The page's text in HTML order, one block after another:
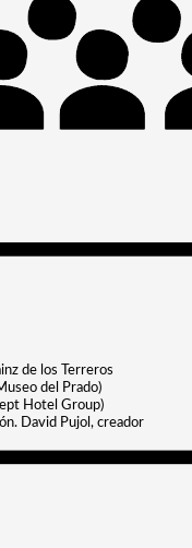
de los Terreros
del Prado)
Hotel Group)
David Pujol, creador